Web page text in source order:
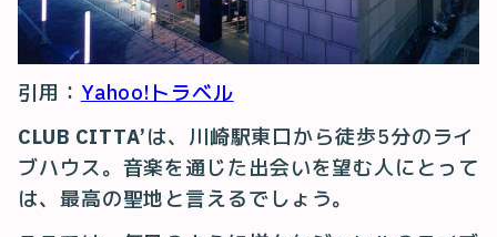
引用： Yahoo!トラベル
CLUB CITTA’は、川崎駅東口から徒歩5分のライ
ブハウス。音楽を通じた出会いを望む人にとって
は、最高の聖地と言えるでしょう。